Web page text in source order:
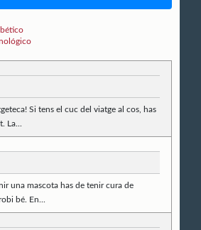
Si tens el cuc del viatge al cos, has
La...
una mascota has de tenir cura de
bé. En...